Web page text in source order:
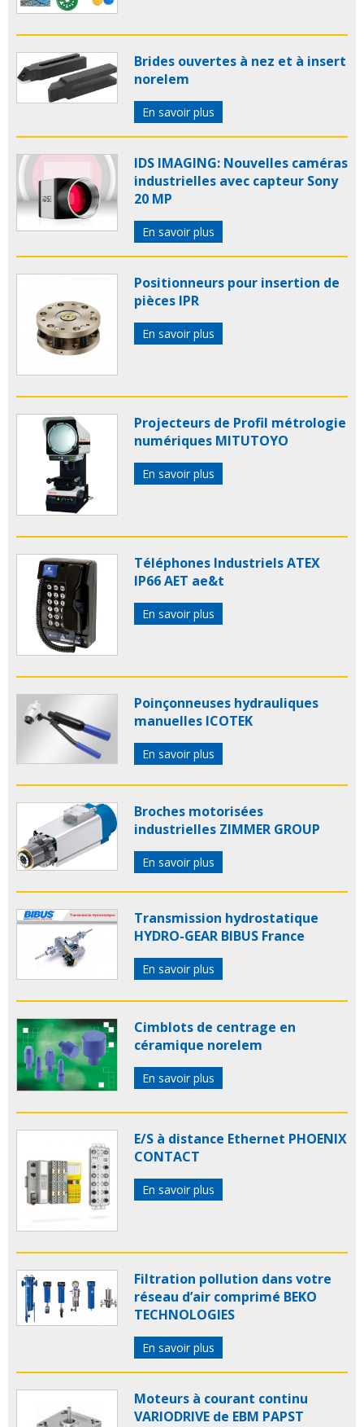
Brides ouvertes à nez et à insert
norelem
En savoir plus
IDS IMAGING: Nouvelles caméras
industrielles avec capteur Sony
20 MP
En savoir plus
Positionneurs pour insertion de
pièces IPR
En savoir plus
Projecteurs de Profil métrologie
numériques MITUTOYO
En savoir plus
Téléphones Industriels ATEX
IP66 AET ae&t
En savoir plus
Poinçonneuses hydrauliques
manuelles ICOTEK
En savoir plus
Broches motorisées
industrielles ZIMMER GROUP
En savoir plus
Transmission hydrostatique
HYDRO-GEAR BIBUS France
En savoir plus
Cimblots de centrage en
céramique norelem
En savoir plus
E/S à distance Ethernet PHOENIX
CONTACT
En savoir plus
Filtration pollution dans votre
réseau d’air comprimé BEKO
TECHNOLOGIES
En savoir plus
Moteurs à courant continu
VARIODRIVE de EBM PAPST